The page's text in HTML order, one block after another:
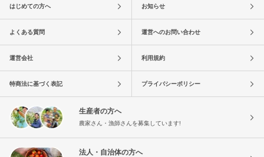
はじめての方へ お知らせ
よくある質問 運営へのお問い合わせ
運営会社 利用規約
特商法に基づく表記 プライバシーポリシー
生産者の方へ
農家さん・漁師さんを募集しています!
法人・自治体の方へ